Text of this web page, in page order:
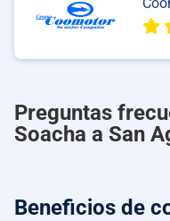
Preguntas
Soacha a San
Beneficios de